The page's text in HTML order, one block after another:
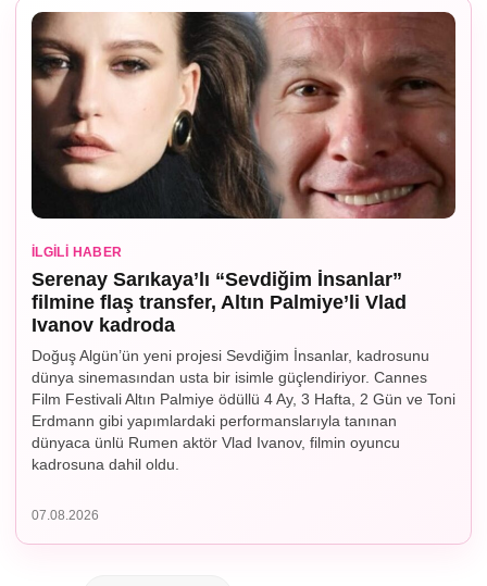
İLGILI HABER
Serenay Sarıkaya’lı “Sevdiğim İnsanlar”
filmine flaş transfer, Altın Palmiye’li Vlad
Ivanov kadroda
Doğuş Algün’ün yeni projesi Sevdiğim İnsanlar, kadrosunu
dünya sinemasından usta bir isimle güçlendiriyor. Cannes
Film Festivali Altın Palmiye ödüllü 4 Ay, 3 Hafta, 2 Gün ve Toni
Erdmann gibi yapımlardaki performanslarıyla tanınan
dünyaca ünlü Rumen aktör Vlad Ivanov, filmin oyuncu
kadrosuna dahil oldu.
07.08.2026